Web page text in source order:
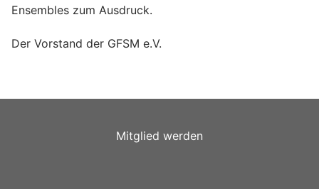
Ensembles zum Ausdruck.
Der Vorstand der GFSM e.V.
Mitglied werden